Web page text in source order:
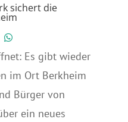
sichert die
Es gibt wieder
im Ort Berkheim
Bürger von
ein neues